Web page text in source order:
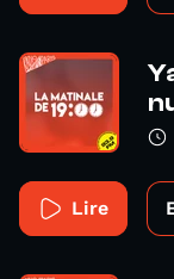
Lire